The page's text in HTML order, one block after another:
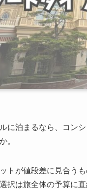
に泊まるなら、コン
。
トが値段差に見合う
択は旅全体の予算に直